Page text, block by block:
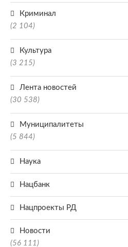
Криминал
(2 104)
Культура
(3 215)
Лента новостей
(30 538)
Муниципалитеты
(5 844)
Наука
Нацбанк
Нацпроекты РД
Новости
(56 111)